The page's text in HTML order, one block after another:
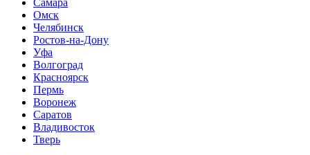
Самара
Омск
Челябинск
Ростов-на-Дону
Уфа
Волгоград
Красноярск
Пермь
Воронеж
Саратов
Владивосток
Тверь